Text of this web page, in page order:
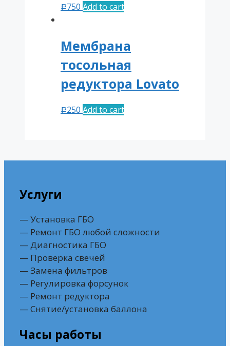
Р750 Add to cart
Мембрана
тосольная
редуктора Lovato
Р250 Add to cart
Услуги
— Установка ГБО
— Ремонт ГБО любой сложности
— Диагностика ГБО
— Проверка свечей
— Замена фильтров
— Регулировка форсунок
— Ремонт редуктора
— Снятие/установка баллона
Часы работы